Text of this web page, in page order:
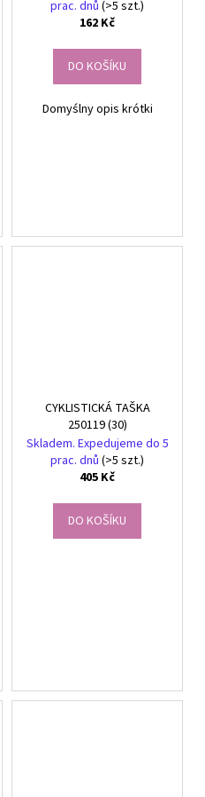
prac. dnů (>5 szt.)
162 Kč
DO KOŠÍKU
Domyślny opis krótki
CYKLISTICKÁ TAŠKA
250119 (30)
Skladem. Expedujeme do 5
prac. dnů (>5 szt.)
405 Kč
DO KOŠÍKU